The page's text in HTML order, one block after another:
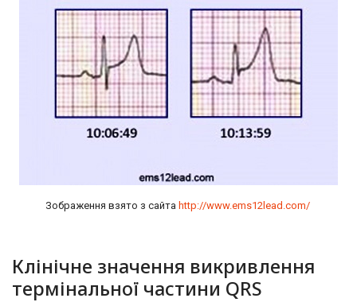
Зображення взято з сайта http://www.ems12lead.com/
Клінічне значення викривлення
термінальної частини QRS